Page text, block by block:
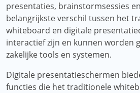
presentaties, brainstormsessies
belangrijkste verschil tussen het
whiteboard en digitale
interactief zijn en kunnen worden
zakelijke tools en systemen.
Digitale presentatieschermen
functies die het traditionele